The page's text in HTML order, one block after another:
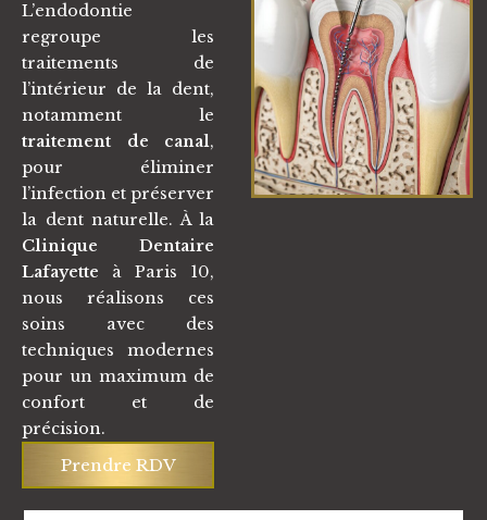
L’endodontie
regroupe les
traitements de
l’intérieur de la dent,
notamment le
traitement de canal,
pour éliminer
l’infection et préserver
la dent naturelle. À la
Clinique Dentaire
Lafayette à Paris 10,
nous réalisons ces
soins avec des
techniques modernes
pour un maximum de
confort et de
précision.
Prendre RDV